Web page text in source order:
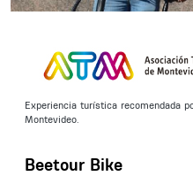
Experiencia turística recomendada
Montevideo.
Beetour Bike